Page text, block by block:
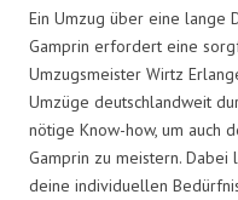
Ein Umzug über eine lange
Gamprin erfordert eine
Umzugsmeister Wirtz
Umzüge deutschlandweit
nötige Know-how, um auch
Gamprin zu meistern.
deine individuellen